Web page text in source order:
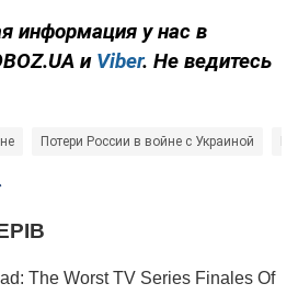
информация у нас в
и Viber. Не ведитесь
Потери России в войне с Украиной